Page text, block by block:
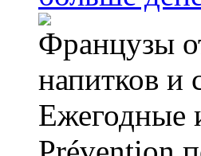
Французы
напитков и
Ежегодные